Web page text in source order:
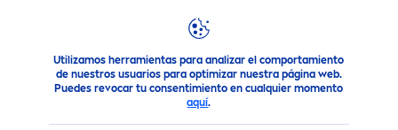
Utilizamos herramientas para analizar el comportamiento
de nuestros usuarios para optimizar nuestra página web.
Puedes revocar tu consentimiento en cualquier momento
aquí.
Noticias DestacadasNIVEA Nivea®Luminous630 Tipos